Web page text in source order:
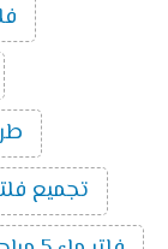
تجميع